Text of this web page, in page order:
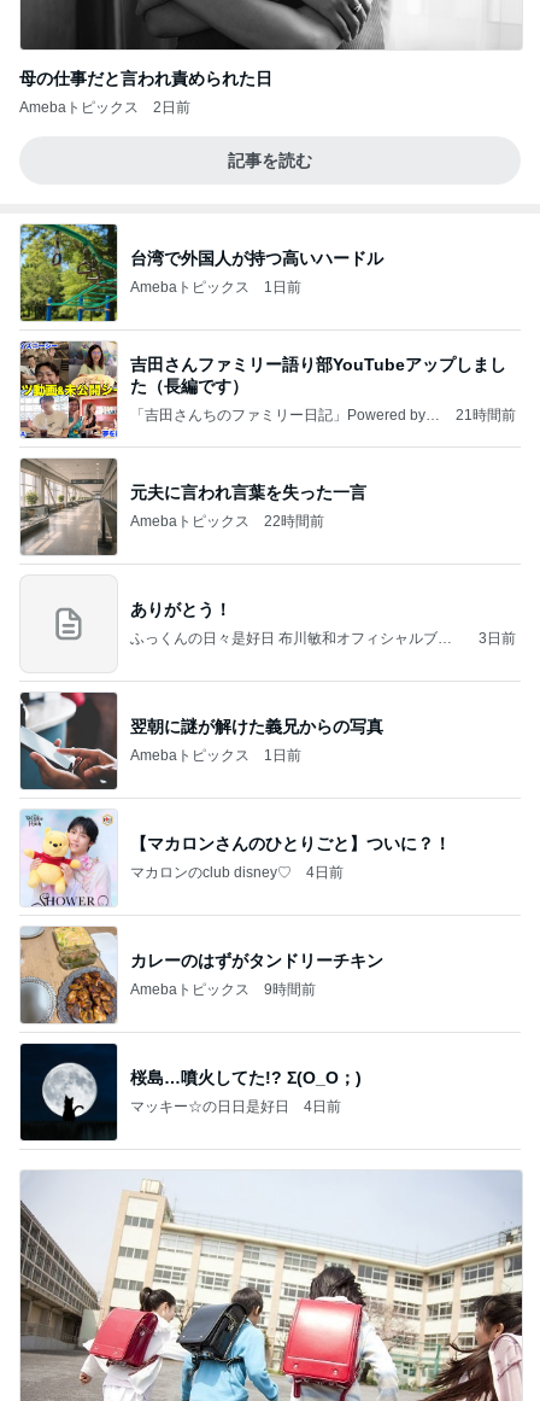
母の仕事だと言われ責められた日
Amebaトピックス 2日前
記事を読む
台湾で外国人が持つ高いハードル
Amebaトピックス 1日前
吉田さんファミリー語り部YouTubeアップしまし
た（長編です）
「吉田さんちのファミリー日記」Powered by A
21時間前
元夫に言われ言葉を失った一言
Amebaトピックス 22時間前
ありがとう！
ふっくんの日々是好日 布川敏和オフィシャルブロ
3日前
翌朝に謎が解けた義兄からの写真
Amebaトピックス 1日前
【マカロンさんのひとりごと】ついに？！
マカロンのclub disney♡ 4日前
カレーのはずがタンドリーチキン
Amebaトピックス 9時間前
桜島…噴火してた!? Σ(O_O；)
マッキー☆の日日是好日 4日前